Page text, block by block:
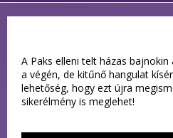
A Paks elleni telt házas
a végén, de kitűnő hangulat
lehetőség, hogy ezt újra
sikerélmény is meglehet!